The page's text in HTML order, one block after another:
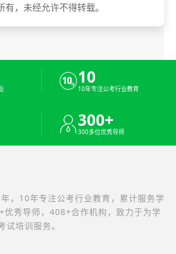
，未经允许不得转载。
10
10年专注公考行业教育
300+
300多位优秀导师
，10年专注公考行业教育，累计服务学
优秀导师，408+合作机构，致力于为学
试培训服务。